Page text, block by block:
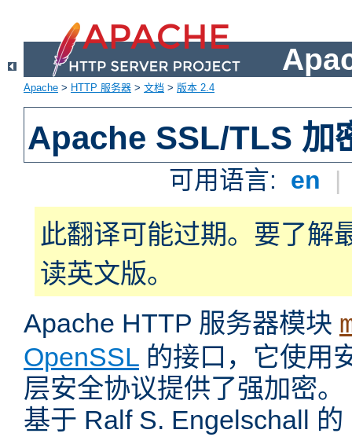
Apache > HTTP 服务器 > 文档 > 版本 2.4
Apache SSL/TLS 加
可用语言: en |
此翻译可能过期。要了解
读英文版。
Apache HTTP 服务器模块
OpenSSL 的接口，它使用
层安全协议提供了强加密
基于 Ralf S. Engelschall